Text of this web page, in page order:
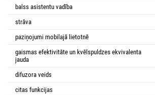
balss asistentu vadība
strāva
paziņojumi mobilajā lietotnē
gaismas efektivitāte un kvēlspuldzes ekvivalenta
jauda
difuzora veids
citas funkcijas